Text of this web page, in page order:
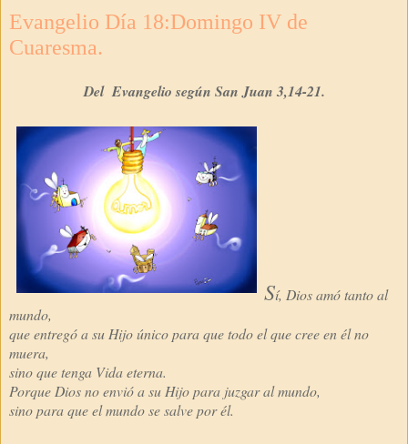
Evangelio Día 18:Domingo IV de
Cuaresma.
Del Evangelio según San Juan 3,14-21.
Sí, Dios amó tanto al
mundo,
que entregó a su Hijo único para que todo el que cree en él no
muera,
sino que tenga Vida eterna.
Porque Dios no envió a su Hijo para juzgar al mundo,
sino para que el mundo se salve por él.